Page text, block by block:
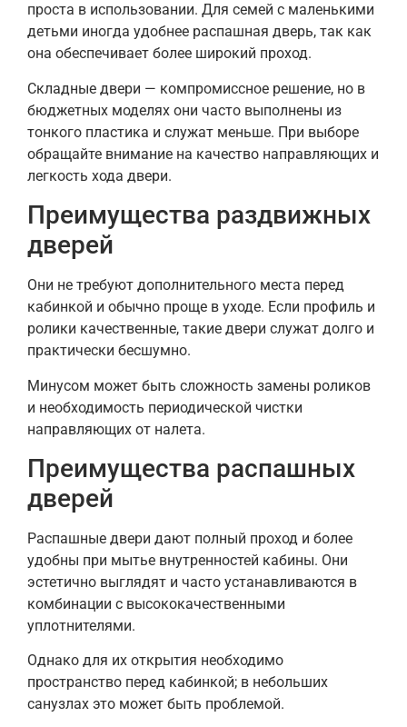
проста в использовании. Для семей с маленькими
детьми иногда удобнее распашная дверь, так как
она обеспечивает более широкий проход.
Складные двери — компромиссное решение, но в
бюджетных моделях они часто выполнены из
тонкого пластика и служат меньше. При выборе
обращайте внимание на качество направляющих и
легкость хода двери.
Преимущества раздвижных
дверей
Они не требуют дополнительного места перед
кабинкой и обычно проще в уходе. Если профиль и
ролики качественные, такие двери служат долго и
практически бесшумно.
Минусом может быть сложность замены роликов
и необходимость периодической чистки
направляющих от налета.
Преимущества распашных
дверей
Распашные двери дают полный проход и более
удобны при мытье внутренностей кабины. Они
эстетично выглядят и часто устанавливаются в
комбинации с высококачественными
уплотнителями.
Однако для их открытия необходимо
пространство перед кабинкой; в небольших
санузлах это может быть проблемой.